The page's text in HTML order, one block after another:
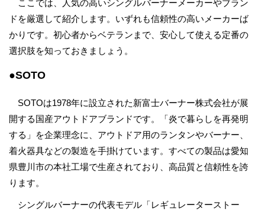
ここでは、人気の高いシングルバーナーメーカーやブラン
ドを厳選して紹介します。いずれも信頼性の高いメーカーば
かりです。初心者からベテランまで、安心して使える定番の
選択肢を知っておきましょう。
●SOTO
SOTOは1978年に設立された新富士バーナー株式会社が展
開する国産アウトドアブランドです。「炎で暮らしを再発明
する」を企業理念に、アウトドア用のランタンやバーナー、
着火器具などの製造を手掛けています。すべての製品は愛知
県豊川市の本社工場で生産されており、高品質と信頼性を誇
ります。
シングルバーナーの代表モデル「レギュレーターストー